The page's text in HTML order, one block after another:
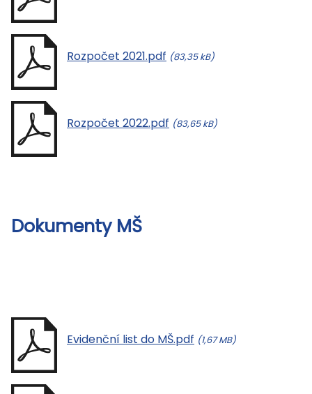
Rozpočet 2021.pdf (83,35 kB)
Rozpočet 2022.pdf (83,65 kB)
Dokumenty MŠ
Evidenční list do MŠ.pdf (1,67 MB)